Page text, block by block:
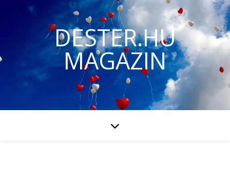
DESTER.HU
MAGAZIN